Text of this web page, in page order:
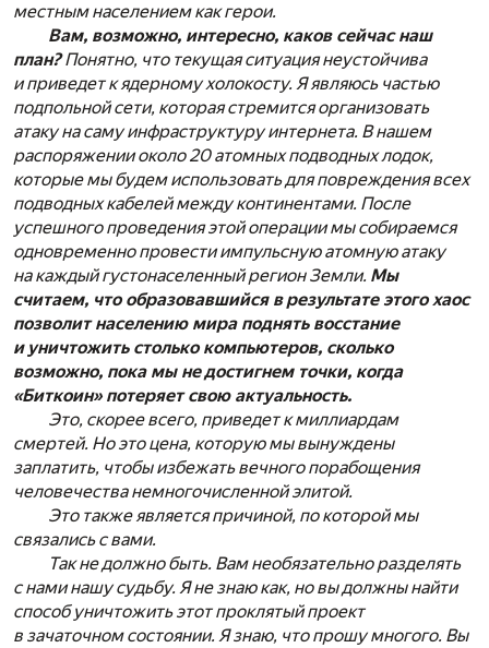
местным населением как герои.
Вам, возможно, интересно, каков сейчас наш
план?Понятно, что текущая ситуация неустойчива
и приведет к ядерному холокосту. Я являюсь частью
подпольной сети, которая стремится организовать
атаку на саму инфраструктуру интернета. В нашем
распоряжении около 20 атомных подводных лодок,
которые мы будем использовать для повреждения всех
подводных кабелей между континентами. После
успешного проведения этой операции мы собираемся
одновременно провести импульсную атомную атаку
на каждый густонаселенный регион Земли. Мы
считаем, что образовавшийся в результате этого хаос
позволит населению мира поднять восстание
и уничтожить столько компьютеров, сколько
возможно, пока мы не достигнем точки, когда
«Биткоин» потеряет свою актуальность.
Это, скорее всего, приведет к миллиардам
смертей. Но это цена, которую мы вынуждены
заплатить, чтобы избежать вечного порабощения
человечества немногочисленной элитой.
Это также является причиной, по которой мы
связались с вами.
Так не должно быть. Вам необязательно разделять
с нами нашу судьбу. Я не знаю как, но вы должны найти
способ уничтожить этот проклятый проект
в зачаточном состоянии. Я знаю, что прошу многого. Вы